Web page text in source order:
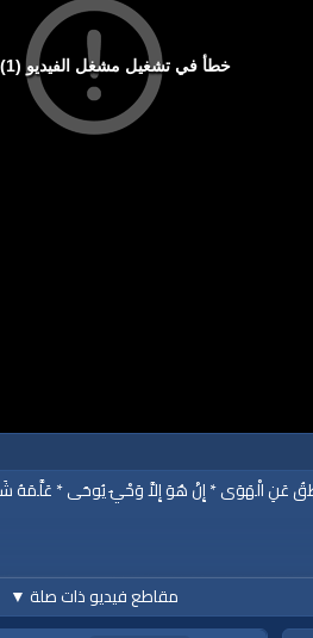
خطأ في تشغيل مشغل الفيديو (1) error
عَنِ الْهَوَى * إِنْ هُوَ إِلاَّ وَحْيٌ يُوحَى * عَلَّمَهُ
www.alwaqiyah.tv
مقاطع فيديو ذات صلة ▼